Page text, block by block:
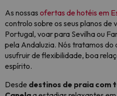
As nossas ofertas de hotéis em
controlo sobre os seus planos de
Portugal, voar para Sevilha ou
pela Andaluzia. Nós tratamos
usufruir de flexibilidade, boa
espírito.
Desde destinos de praia com